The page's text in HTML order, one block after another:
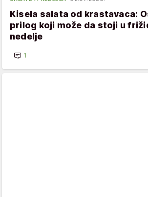
Kisela salata od krastavaca:
prilog koji može da stoji u
nedelje
1